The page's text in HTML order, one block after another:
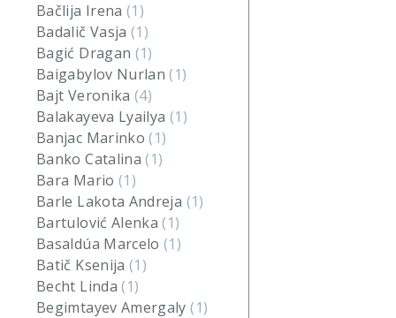
Bačlija Irena(1)
Badalič Vasja(1)
Bagić Dragan (1)
Baigabylov Nurlan(1)
Bajt Veronika(4)
Balakayeva Lyailya (1)
Banjac Marinko(1)
Banko Catalina(1)
Bara Mario (1)
Barle Lakota Andreja (1)
Bartulović Alenka(1)
Basaldúa Marcelo(1)
Batič Ksenija(1)
Becht Linda(1)
Begimtayev Amergaly(1)